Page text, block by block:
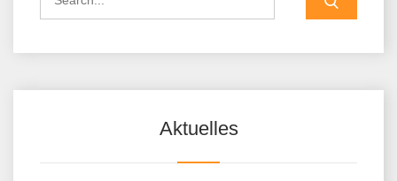
Aktuelles